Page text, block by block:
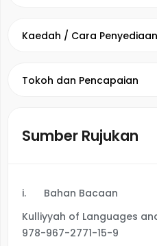
Kaedah / Cara
Tokoh dan Pencapaian
Sumber Rujukan
i.
Bahan Bacaan
Kulliyyah of Languages
978-967-2771-15-9